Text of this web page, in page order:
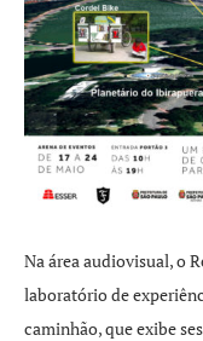
Na área audiovisual, o
laboratório de
caminhão, que exibe